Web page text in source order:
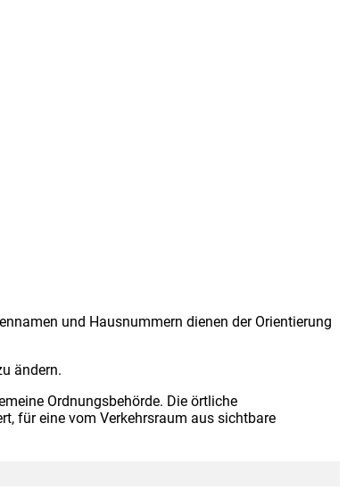
und Hausnummern dienen der Orientierung
ändern.
Ordnungsbehörde. Die örtliche
für eine vom Verkehrsraum aus sichtbare